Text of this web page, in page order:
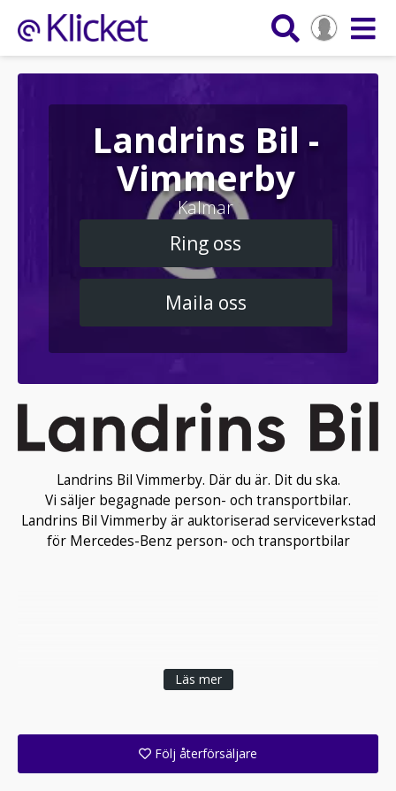
Landrins Bil -
Vimmerby
Kalmar
Ring oss
Maila oss
Landrins Bil Vimmerby. Där du är. Dit du ska.
Vi säljer begagnade person- och transportbilar.
Landrins Bil Vimmerby är auktoriserad serviceverkstad
för Mercedes-Benz person- och transportbilar
Läs mer
Följ återförsäljare